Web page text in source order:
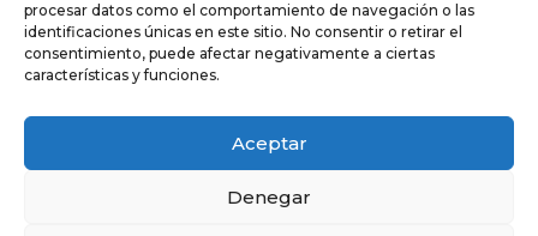
procesar datos como el comportamiento de navegación o las
identificaciones únicas en este sitio. No consentir o retirar el
consentimiento, puede afectar negativamente a ciertas
características y funciones.
Aceptar
Denegar